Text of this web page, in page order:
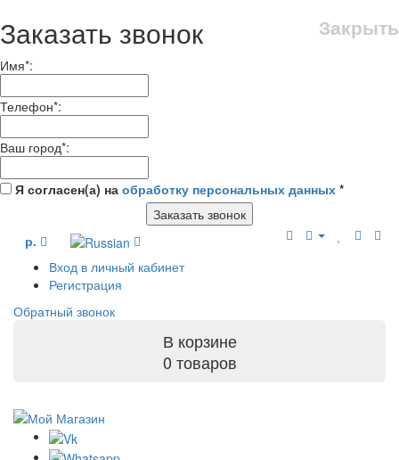
Закрыть
Заказать звонок
Имя*:
Телефон*:
Ваш город*:
Я согласен(а) на обработку персональных данных *
Заказать звонок
р.
Вход в личный кабинет
Регистрация
Обратный звонок
В корзине
0 товаров